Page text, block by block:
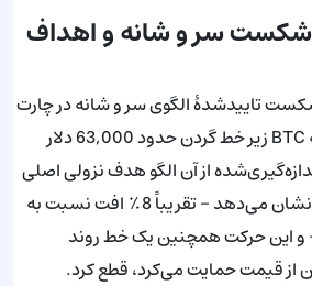
سر و شانه و اهداف
تاییدشدهٔ الگوی سر و شانه در چارت
4 ساعته بود، پس از آنکه BTC زیر خط گردن حدود 63,000 دلار
از آن الگو هدف نزولی اصلی
را نزدیک به 57,500 دلار نشان می‌دهد - تقریباً 8٪ افت نسبت به
این حرکت همچنین یک خط روند
از قیمت حمایت می‌کرد، قطع کرد.